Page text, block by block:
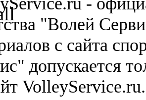
"Волей
с сайта
допускается